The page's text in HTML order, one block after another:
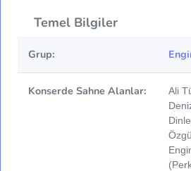
Temel Bilgiler
Grup:
Konserde Sahne Alanlar:
Ali